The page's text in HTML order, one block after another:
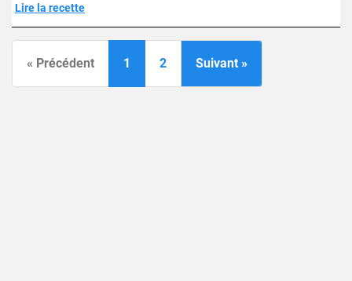
Lire la recette
« Précédent 1 2 Suivant »